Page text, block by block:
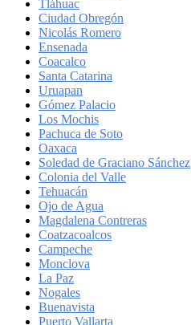
Tláhuac
Ciudad Obregón
Nicolás Romero
Ensenada
Coacalco
Santa Catarina
Uruapan
Gómez Palacio
Los Mochis
Pachuca de Soto
Oaxaca
Soledad de Graciano Sánchez
Colonia del Valle
Tehuacán
Ojo de Agua
Magdalena Contreras
Coatzacoalcos
Campeche
Monclova
La Paz
Nogales
Buenavista
Puerto Vallarta